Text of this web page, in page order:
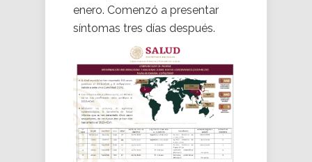
enero. Comenzó a presentar
síntomas tres días después.